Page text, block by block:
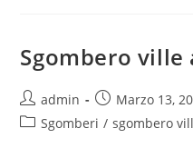
Sgombero ville
admin
Marzo 13,
Sgomberi / sgombero